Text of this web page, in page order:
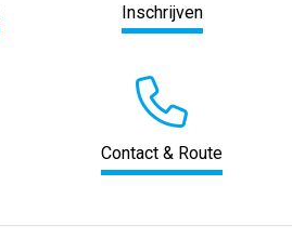
Inschrijven
Contact & Route